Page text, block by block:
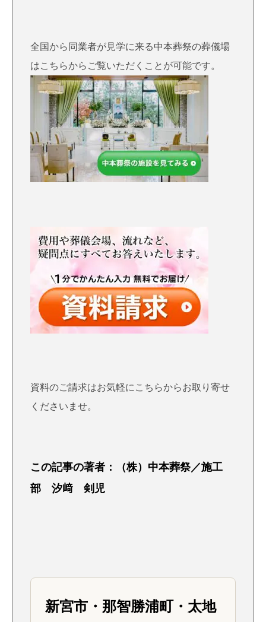
全国から同業者が見学に来る中本葬祭の葬儀場
はこちらからご覧いただくことが可能です。
資料のご請求はお気軽にこちらからお取り寄せ
くださいませ。
この記事の著者：（株）中本葬祭／施工
部 汐﨑 剣児
新宮市・那智勝浦町・太地